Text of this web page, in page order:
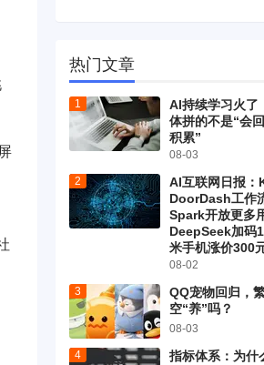
热门文章
AI持续学习火了
体拼的不是“会
积累”
08-03
AI互联网日报：
DoorDash工作
Spark开放更多
DeepSeek加码
米手机涨价300
08-02
QQ宠物回归，
空“养”吗？
08-03
指标体系：为什